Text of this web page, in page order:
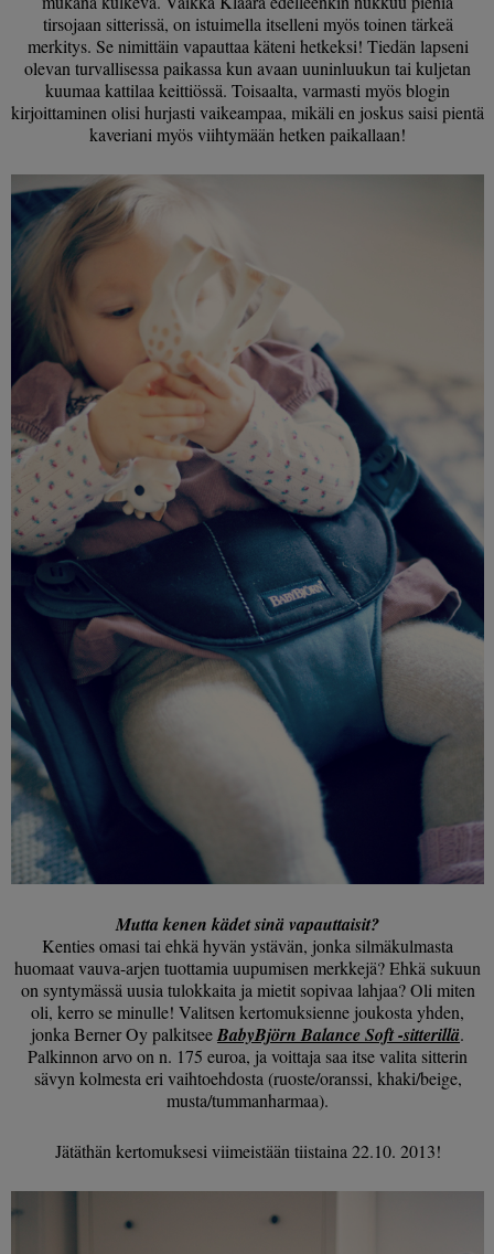
tirsojaan sitterissä, on istuimella itselleni myös toinen tärkeä
merkitys. Se nimittäin vapauttaa käteni hetkeksi! Tiedän lapseni
olevan turvallisessa paikassa kun avaan uuninluukun tai kuljetan
kuumaa kattilaa keittiössä. Toisaalta, varmasti myös blogin
kirjoittaminen olisi hurjasti vaikeampaa, mikäli en joskus saisi pientä
kaveriani myös viihtymään hetken paikallaan!
Mutta kenen kädet sinä vapauttaisit?
Kenties omasi tai ehkä hyvän ystävän, jonka silmäkulmasta
huomaat vauva-arjen tuottamia uupumisen merkkejä? Ehkä sukuun
on syntymässä uusia tulokkaita ja mietit sopivaa lahjaa? Oli miten
oli, kerro se minulle! Valitsen kertomuksienne joukosta yhden,
jonka Berner Oy palkitseeBabyBjörn Balance Soft -sitterillä.
Palkinnon arvo on n. 175 euroa, ja voittaja saa itse valita sitterin
sävyn kolmesta eri vaihtoehdosta (ruoste/oranssi, khaki/beige,
musta/tummanharmaa).
Jätäthän kertomuksesi viimeistään tiistaina 22.10. 2013!